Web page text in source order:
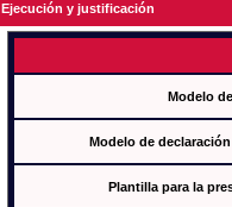
Ejecución y justificación
Modelo
Modelo de
Plantilla para la